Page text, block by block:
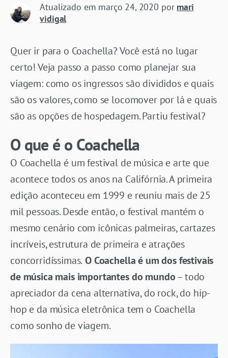
Atualizado em março 24, 2020 por mari
vidigal
Quer ir para o Coachella? Você está no lugar
certo! Veja passo a passo como planejar sua
viagem: como os ingressos são divididos e quais
são os valores, como se locomover por lá e quais
são as opções de hospedagem. Partiu festival?
O que é o Coachella
O Coachella é um festival de música e arte que
acontece todos os anos na Califórnia. A primeira
edição aconteceu em 1999 e reuniu mais de 25
mil pessoas. Desde então, o festival mantém o
mesmo cenário com icônicas palmeiras, cartazes
incríveis, estrutura de primeira e atrações
concorridíssimas.O Coachella é um dos festivais
de música mais importantes do mundo– todo
apreciador da cena alternativa, do rock, do hip-
hop e da música eletrônica tem o Coachella
como sonho de viagem.